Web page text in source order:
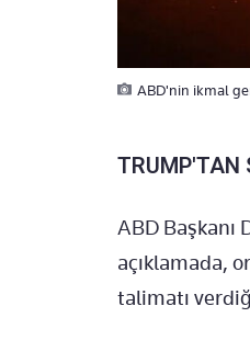
ABD'nin ikmal
TRUMP'TAN
ABD Başkanı
açıklamada,
talimatı